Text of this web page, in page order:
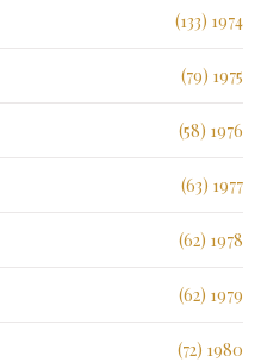
1974 (133)
1975 (79)
1976 (58)
1977 (63)
1978 (62)
1979 (62)
1980 (72)